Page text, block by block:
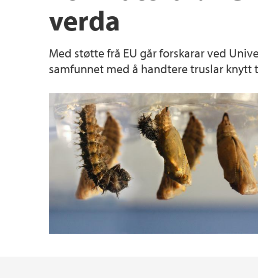
verda
Med støtte frå EU går forskarar ved
samfunnet med å handtere truslar